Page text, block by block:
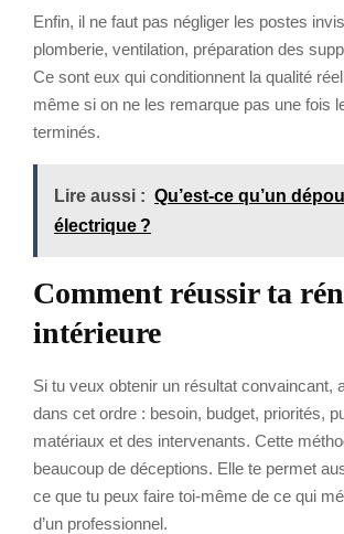
Enfin, il ne faut pas négliger les postes
plomberie, ventilation, préparation des
Ce sont eux qui conditionnent la qualité
même si on ne les remarque pas une fois
terminés.
Lire aussi : Qu’est-ce qu’un
électrique ?
Comment réussir ta
intérieure
Si tu veux obtenir un résultat convaincant,
dans cet ordre : besoin, budget, priorités,
matériaux et des intervenants. Cette
beaucoup de déceptions. Elle te permet
ce que tu peux faire toi-même de ce qui
d’un professionnel.